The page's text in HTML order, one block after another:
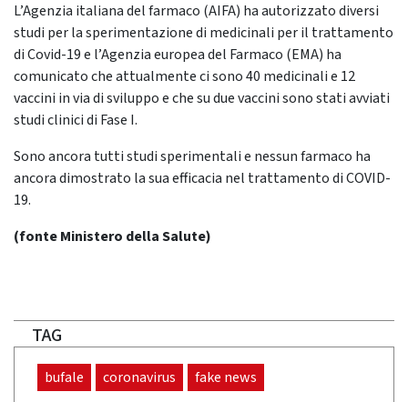
L’Agenzia italiana del farmaco (AIFA) ha autorizzato diversi
studi per la sperimentazione di medicinali per il trattamento
di Covid-19 e l’Agenzia europea del Farmaco (EMA) ha
comunicato che attualmente ci sono 40 medicinali e 12
vaccini in via di sviluppo e che su due vaccini sono stati avviati
studi clinici di Fase I.
Sono ancora tutti studi sperimentali e nessun farmaco ha
ancora dimostrato la sua efficacia nel trattamento di COVID-
19.
(fonte Ministero della Salute)
TAG
bufale coronavirus fake news